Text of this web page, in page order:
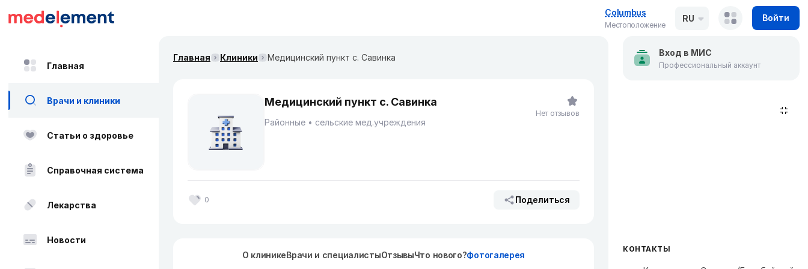
Columbus
Местоположение
RU Войти
Главная
Врачи и клиники
Статьи о здоровье
Справочная система
Лекарства
Новости
Главная Клиники Медицинский пункт с. Савинка
Медицинский пункт с. Савинка
Районные сельские мед.учреждения
0 Поделиться
Нет отзывов
О клиникеВрачи и специалистыОтзывыЧто нового?Фотогалерея
Вход в МИС
Профессиональный аккаунт
КОНТАКТЫ